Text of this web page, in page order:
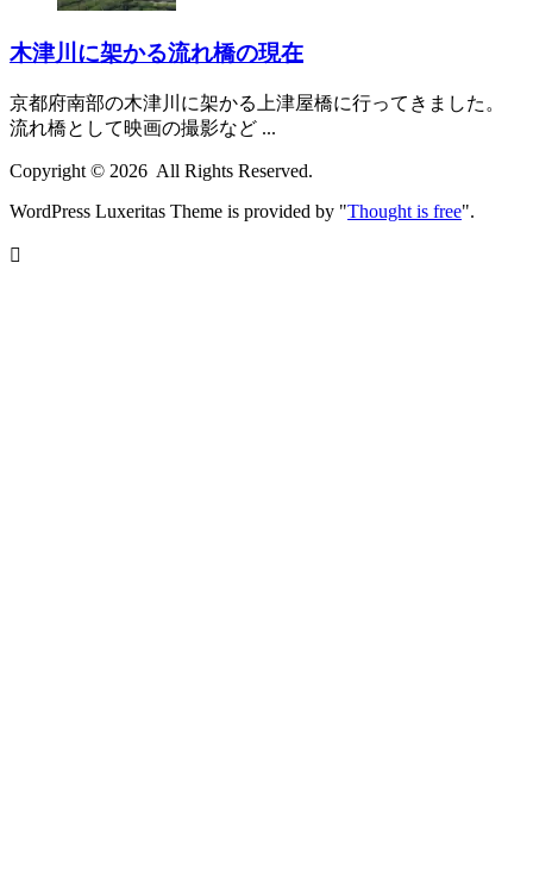
木津川に架かる流れ橋の現在
京都府南部の木津川に架かる上津屋橋に行ってきました。
流れ橋として映画の撮影など ...
Copyright © 2026 All Rights Reserved.
WordPress Luxeritas Theme is provided by "Thought is free".
